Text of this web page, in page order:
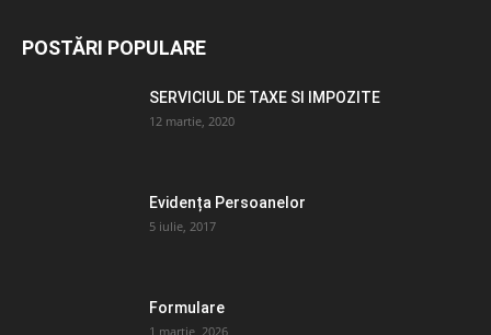
POSTĂRI POPULARE
SERVICIUL DE TAXE SI IMPOZITE
12 martie, 2020
Evidența Persoanelor
5 iulie, 2017
Formulare
1 martie, 2026